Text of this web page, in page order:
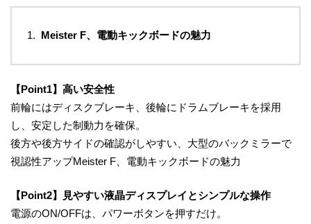
Meister F、電動キックボードの魅力
【Point1】高い安全性
前輪にはディスクブレーキ、後輪にドラムブレーキを採用
し、安定した制動力を確保。
後方や後方サイドの確認がしやすい、大型のバックミラーで
視認性アップMeister F、電動キックボードの魅力
【Point2】見やすい液晶ディスプレイとシンプルな操作
電源のON/OFFは、パワーボタンを押すだけ。